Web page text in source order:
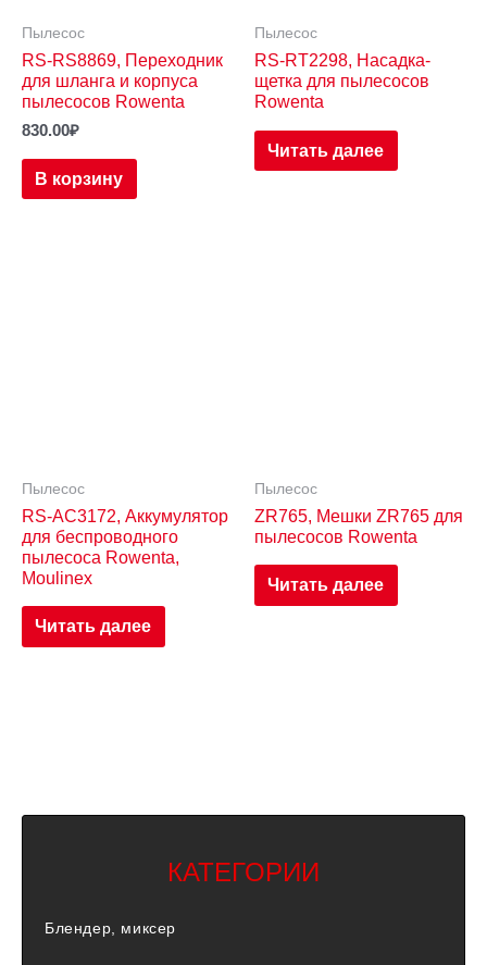
Пылесос
RS-RS8869, Переходник
для шланга и корпуса
пылесосов Rowenta
830.00₽
В корзину
Пылесос
RS-RT2298, Насадка-
щетка для пылесосов
Rowenta
Читать далее
Пылесос
RS-AC3172, Аккумулятор
для беспроводного
пылесоса Rowenta,
Moulinex
Читать далее
Пылесос
ZR765, Мешки ZR765 для
пылесосов Rowenta
Читать далее
КАТЕГОРИИ
Блендер, миксер